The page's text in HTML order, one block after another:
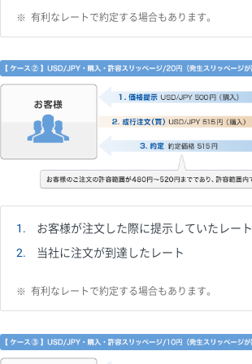
※ 有利なレートで約定する場合もあります。
1
お客様が注文した際に提示していたレート
2
当社に注文が到達したレート
※ 有利なレートで約定する場合もあります。